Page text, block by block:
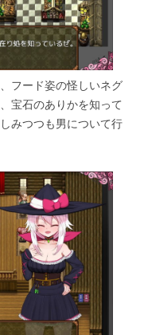
フード姿の怪しいネグ
宝石のありかを知って
みつつも男について行